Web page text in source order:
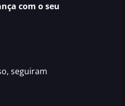
com o seu
seguiram